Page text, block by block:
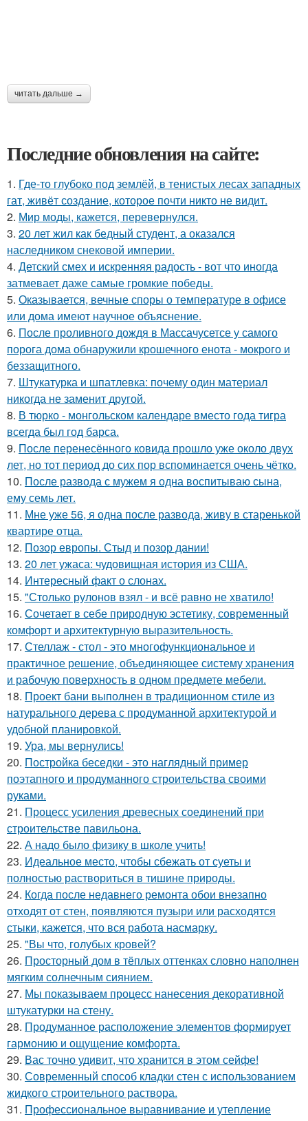
читать дальше →
Последние обновления на сайте:
1. Где-то глубоко под землёй, в тенистых лесах западных
гат, живёт создание, которое почти никто не видит.
2. Мир моды, кажется, перевернулся.
3. 20 лет жил как бедный студент, а оказался
наследником снековой империи.
4. Детский смех и искренняя радость - вот что иногда
затмевает даже самые громкие победы.
5. Оказывается, вечные споры о температуре в офисе
или дома имеют научное объяснение.
6. После проливного дождя в Массачусетсе у самого
порога дома обнаружили крошечного енота - мокрого и
беззащитного.
7. Штукатурка и шпатлевка: почему один материал
никогда не заменит другой.
8. В тюрко - монгольском календаре вместо года тигра
всегда был год барса.
9. После перенесённого ковида прошло уже около двух
лет, но тот период до сих пор вспоминается очень чётко.
10. После развода с мужем я одна воспитываю сына,
ему семь лет.
11. Мне уже 56, я одна после развода, живу в старенькой
квартире отца.
12. Позор европы. Стыд и позор дании!
13. 20 лет ужаса: чудовищная история из США.
14. Интересный факт о слонах.
15. "Столько рулонов взял - и всё равно не хватило!
16. Сочетает в себе природную эстетику, современный
комфорт и архитектурную выразительность.
17. Стеллаж - стол - это многофункциональное и
практичное решение, объединяющее систему хранения
и рабочую поверхность в одном предмете мебели.
18. Проект бани выполнен в традиционном стиле из
натурального дерева с продуманной архитектурой и
удобной планировкой.
19. Ура, мы вернулись!
20. Постройка беседки - это наглядный пример
поэтапного и продуманного строительства своими
руками.
21. Процесс усиления древесных соединений при
строительстве павильона.
22. А надо было физику в школе учить!
23. Идеальное место, чтобы сбежать от суеты и
полностью раствориться в тишине природы.
24. Когда после недавнего ремонта обои внезапно
отходят от стен, появляются пузыри или расходятся
стыки, кажется, что вся работа насмарку.
25. "Вы что, голубых кровей?
26. Просторный дом в тёплых оттенках словно наполнен
мягким солнечным сиянием.
27. Мы показываем процесс нанесения декоративной
штукатурки на стену.
28. Продуманное расположение элементов формирует
гармонию и ощущение комфорта.
29. Вас точно удивит, что хранится в этом сейфе!
30. Современный способ кладки стен с использованием
жидкого строительного раствора.
31. Профессиональное выравнивание и утепление